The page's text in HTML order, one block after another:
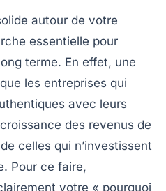
autour de votre
essentielle pour
terme. En effet, une
les entreprises qui
avec leurs
croissance des revenus de
celles qui n’investissent
Pour ce faire,
votre « pourquoi